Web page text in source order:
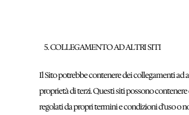
COLLEGAMENTO AD ALTRI SITI
Il Sito potrebbe contenere dei collegamenti ad
proprietà di terzi. Questi siti possono contenere
regolati da propri termini e condizioni d’uso o